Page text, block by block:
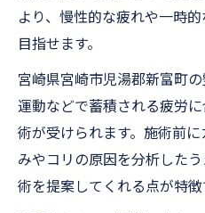
より、慢性的な疲れや一時
目指せます。
宮崎県宮崎市児湯郡新富町
運動などで蓄積される疲労
術が受けられます。施術前
みやコリの原因を分析した
術を提案してくれる点が特徴